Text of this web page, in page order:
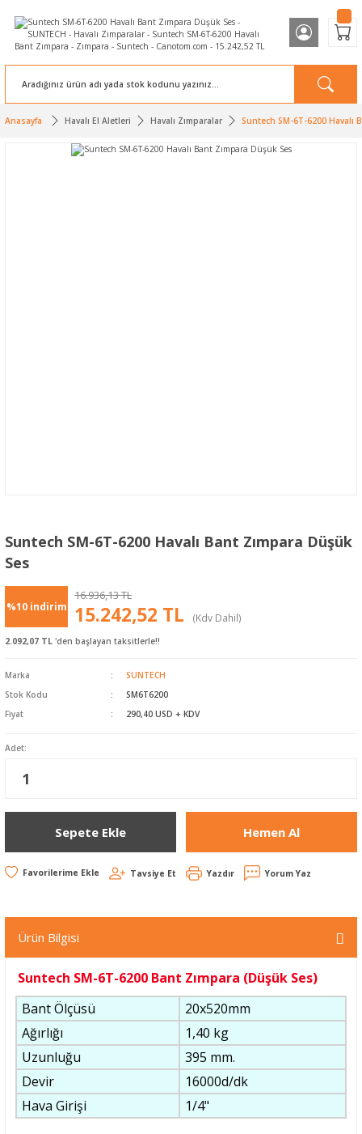
Anasayfa Havalı El Aletleri Havalı Zımparalar Suntech SM-6T-6200 Havalı
Suntech SM-6T-6200 Havalı Bant Zımpara Düşük
Ses
%10 indirim
16.936,13 TL
15.242,52 TL (Kdv Dahil)
2.092,07 TL 'den başlayan taksitlerle!!
Marka
SUNTECH
Stok Kodu
SM6T6200
Fiyat
290,40 USD + KDV
Adet:
Sepete Ekle Hemen Al
Tavsiye Et Yazdır Yorum Yaz
Ürün Bilgisi
Suntech SM-6T-6200 Bant Zımpara (Düşük Ses)
Bant Ölçüsü
20x520mm
Ağırlığı
1,40 kg
Uzunluğu
395 mm.
Devir
16000d/dk
Hava Girişi
1/4"